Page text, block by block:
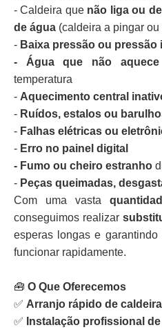
- Caldeira que não liga ou
de água (caldeira a pingar ou
- Baixa pressão ou pressão
- Água que não aquece
temperatura
- Aquecimento central
- Ruídos, estalos ou
- Falhas elétricas ou
- Erro no painel digital
- Fumo ou cheiro estranho
- Peças queimadas,
Com uma vasta
conseguimos realizar
esperas longas e
funcionar rapidamente.
🧰 O Que Oferecemos
✅ Arranjo rápido de
✅ Instalação profissional